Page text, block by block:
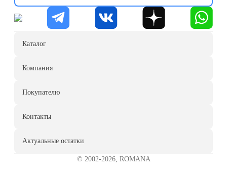
Каталог
Компания
Покупателю
Контакты
Актуальные остатки
© 2002-2026, ROMANA